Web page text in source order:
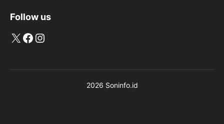
Follow us
X Facebook
Instagram
2026 Soninfo.id